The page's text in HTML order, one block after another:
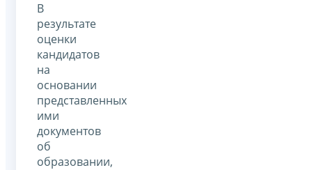
В
результате
оценки
кандидатов
на
основании
представленных
ими
документов
об
образовании,